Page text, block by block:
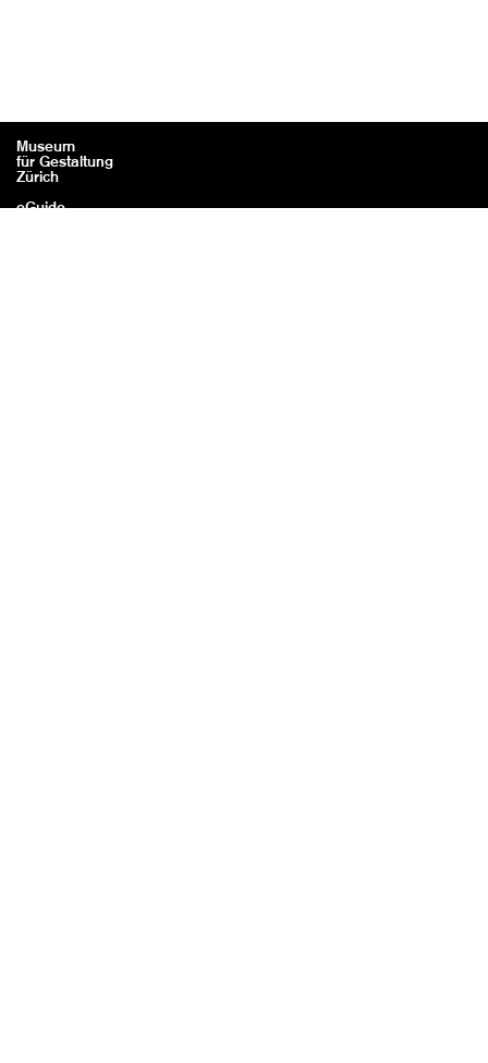
Museum
für Gestaltung
Zürich
eGuide